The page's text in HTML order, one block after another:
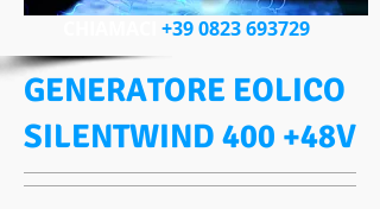
+39 0823 693729
GENERATORE EOLICO
SILENTWIND 400 +48V